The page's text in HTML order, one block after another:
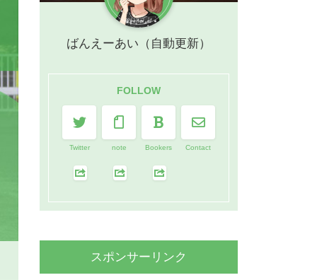
ばんえーあい（自動更新）
FOLLOW
Twitter note Bookers Contact
スポンサーリンク